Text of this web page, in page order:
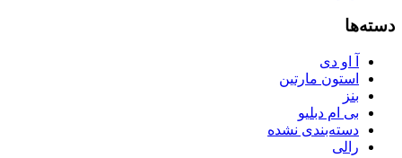
دسته‌ها
آ او دی
استون مارتین
بنز
بی ام دبلیو
دسته‌بندی نشده
رالی